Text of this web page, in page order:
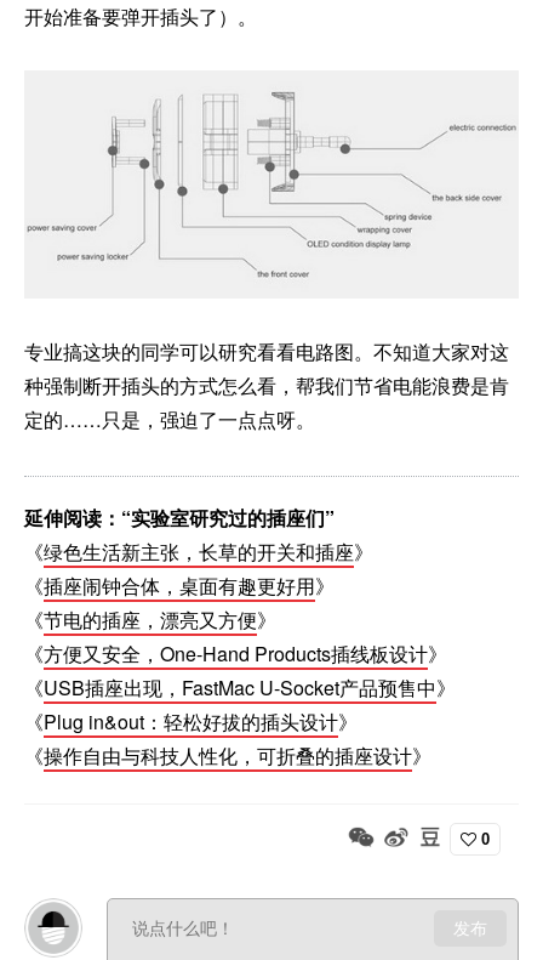
开始准备要弹开插头了）。
专业搞这块的同学可以研究看看电路图。不知道大家对这
种强制断开插头的方式怎么看，帮我们节省电能浪费是肯
定的……只是，强迫了一点点呀。
延伸阅读：“实验室研究过的插座们”
《绿色生活新主张，长草的开关和插座》
《插座闹钟合体，桌面有趣更好用》
《节电的插座，漂亮又方便》
《方便又安全，One-Hand Products插线板设计》
《USB插座出现，FastMac U-Socket产品预售中》
《Plug in&out：轻松好拔的插头设计》
《操作自由与科技人性化，可折叠的插座设计》
0
发布